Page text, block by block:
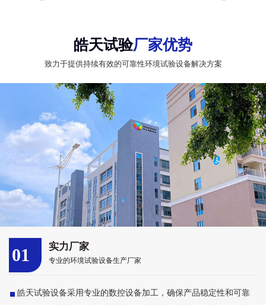
皓天试验厂家优势
致力于提供持续有效的可靠性环境试验设备解决方案
01 实力厂家
专业的环境试验设备生产厂家
皓天试验设备采用专业的数控设备加工，确保产品稳定性和可靠